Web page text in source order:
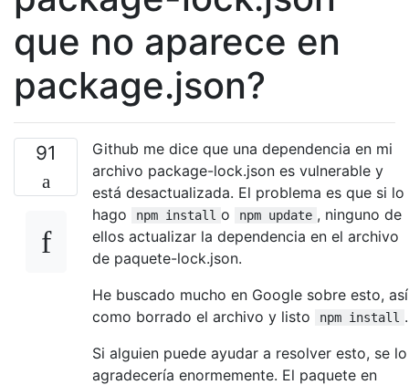
que no aparece en
package.json?
91
Github me dice que una dependencia en mi
archivo package-lock.json es vulnerable y
está desactualizada. El problema es que si lo
hago
npm install o npm update , ninguno de
ellos actualizar la dependencia en el archivo
de paquete-lock.json.
He buscado mucho en Google sobre esto, así
como borrado el archivo y listo
npm install .
Si alguien puede ayudar a resolver esto, se lo
agradecería enormemente. El paquete en